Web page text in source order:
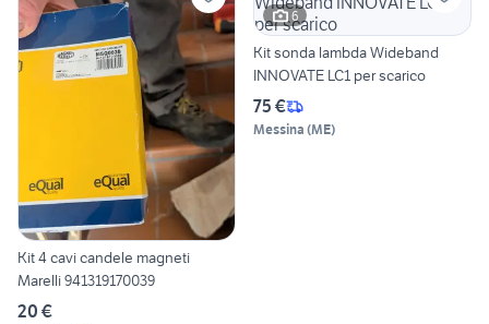
Kit 4 cavi candele magneti
Marelli 941319170039
20 €
6
Kit sonda lambda Wideband
INNOVATE LC1 per scarico
75 €
Messina (ME)